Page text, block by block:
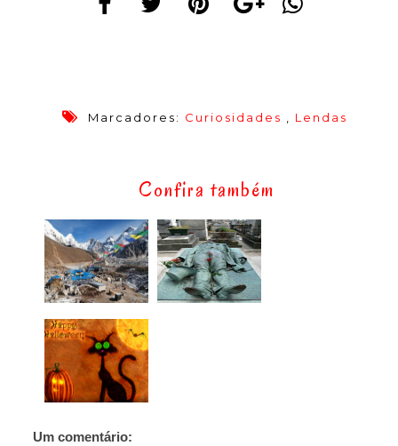
Marcadores: Curiosidades , Lendas
Confira também
Um comentário: